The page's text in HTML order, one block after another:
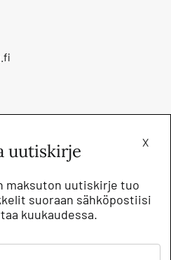
X
uutiskirje
maksuton uutiskirje tuo
suoraan sähköpostiisi
kuukaudessa.